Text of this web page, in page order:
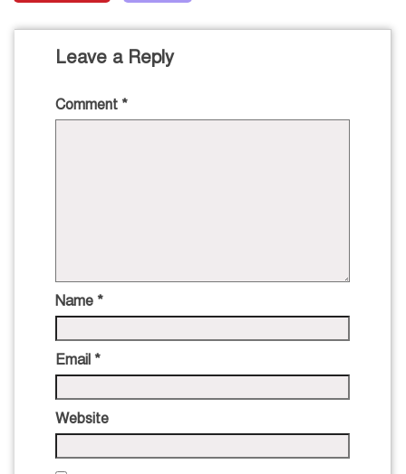
Leave a Reply
Comment *
Name *
Email *
Website